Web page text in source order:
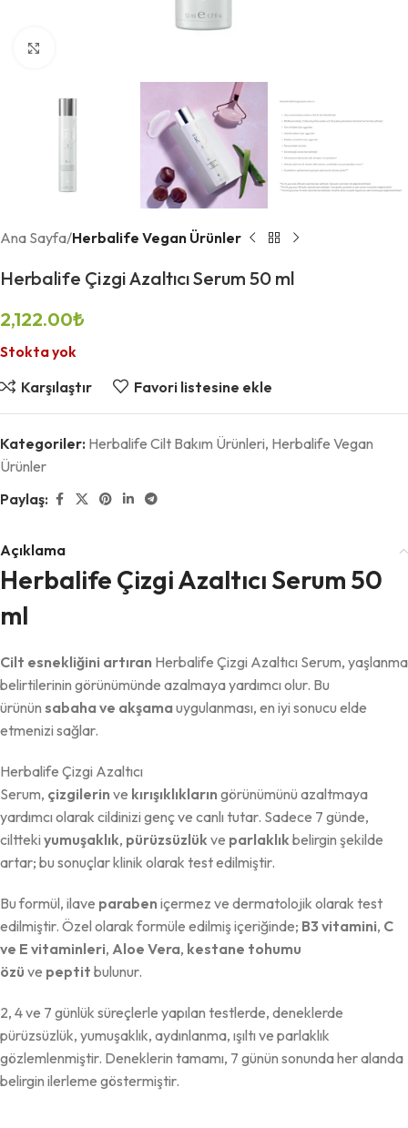
Ana Sayfa Herbalife Vegan Ürünler
Herbalife Çizgi Azaltıcı Serum 50 ml
2,122.00₺
Stokta yok
Karşılaştır
Favori listesine ekle
Kategoriler: Herbalife Cilt Bakım Ürünleri, Herbalife Vegan
Ürünler
Paylaş:
Açıklama
Herbalife Çizgi Azaltıcı Serum 50
ml
Cilt esnekliğini artıran Herbalife Çizgi Azaltıcı Serum, yaşlanma
belirtilerinin görünümünde azalmaya yardımcı olur. Bu
ürünün sabaha ve akşamauygulanması, en iyi sonucu elde
etmenizi sağlar.
Herbalife Çizgi Azaltıcı
Serum, çizgilerin ve kırışıklıkların görünümünü azaltmaya
yardımcı olarak cildinizi genç ve canlı tutar. Sadece 7 günde,
ciltteki yumuşaklık, pürüzsüzlükve parlaklıkbelirgin şekilde
artar; bu sonuçlar klinik olarak test edilmiştir.
Bu formül, ilave paraben içermez ve dermatolojik olarak test
edilmiştir. Özel olarak formüle edilmiş içeriğinde; B3 vitamini, C
ve E vitaminleri, Aloe Vera, kestane tohumu
özü ve peptit bulunur.
2, 4 ve 7 günlük süreçlerle yapılan testlerde, deneklerde
pürüzsüzlük, yumuşaklık, aydınlanma, ışıltı ve parlaklık
gözlemlenmiştir. Deneklerin tamamı, 7 günün sonunda her alanda
belirgin ilerleme göstermiştir.